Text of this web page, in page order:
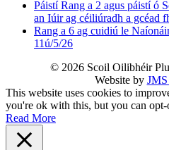
Páistí Rang a 2 agus páistí ó
an Iúir ag céiliúradh a gcéad
Rang a 6 ag cuidiú le
11ú/5/26
© 2026 Scoil Oilibhéir
Website by
This website uses cookies to
you're ok with this, but you can
Read More